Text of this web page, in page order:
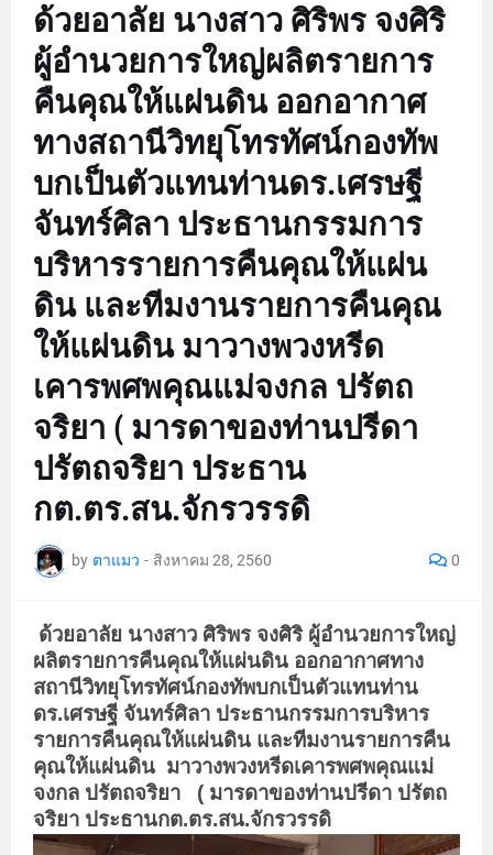
ด้วยอาลัย นางสาว ศิริพร จงศิริ
ผู้อำนวยการใหญ่ผลิตรายการ
คืนคุณให้แผ่นดิน ออกอากาศ
ทางสถานีวิทยุโทรทัศน์กองทัพ
บกเป็นตัวแทนท่านดร.เศรษฐี
จันทร์ศิลา ประธานกรรมการ
บริหารรายการคืนคุณให้แผ่น
ดิน และทีมงานรายการคืนคุณ
ให้แผ่นดิน มาวางพวงหรีด
เคารพศพคุณแม่จงกล ปรัตถ
จริยา ( มารดาของท่านปรีดา
ปรัตถจริยา ประธาน
กต.ตร.สน.จักรวรรดิ
by ตาแมว - สิงหาคม 28, 2560 0
ด้วยอาลัย นางสาว ศิริพร จงศิริ ผู้อำนวยการใหญ่
ผลิตรายการคืนคุณให้แผ่นดิน ออกอากาศทาง
สถานีวิทยุโทรทัศน์กองทัพบกเป็นตัวแทนท่าน
ดร.เศรษฐี จันทร์ศิลา ประธานกรรมการบริหาร
รายการคืนคุณให้แผ่นดิน และทีมงานรายการคืน
คุณให้แผ่นดิน มาวางพวงหรีดเคารพศพคุณแม่
จงกล ปรัตถจริยา
( มารดาของท่านปรีดา ปรัตถ
จริยา ประธานกต.ตร.สน.จักรวรรดิ